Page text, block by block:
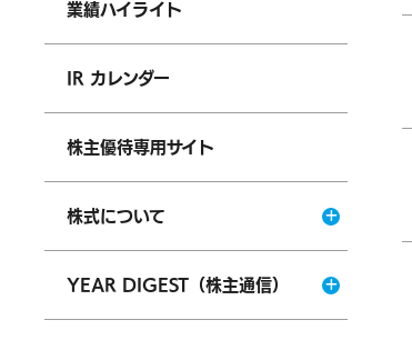
業績ハイライト
IR カレンダー
株主優待専用サイト
株式について
YEAR DIGEST（株主通信）